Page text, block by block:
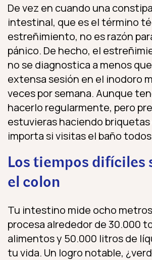
De vez en cuando una
intestinal, que es el término
estreñimiento, no es razón
pánico. De hecho, el
no se diagnostica a menos
extensa sesión en el inodoro
veces por semana. Aunque
hacerlo regularmente, pero
estuvieras haciendo briquetas
importa si visitas el baño
Los tiempos difíciles
el colon
Tu intestino mide ocho
procesa alrededor de 30.000
alimentos y 50.000 litros de
tu vida. Un logro notable,